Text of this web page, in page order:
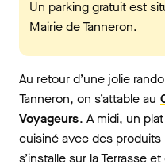
Un parking gratuit est
Mairie de Tanneron.
Au retour d’une jolie
Tanneron, on s’attable au
Voyageurs. A midi, un
cuisiné avec des
s’installe sur la Terrasse